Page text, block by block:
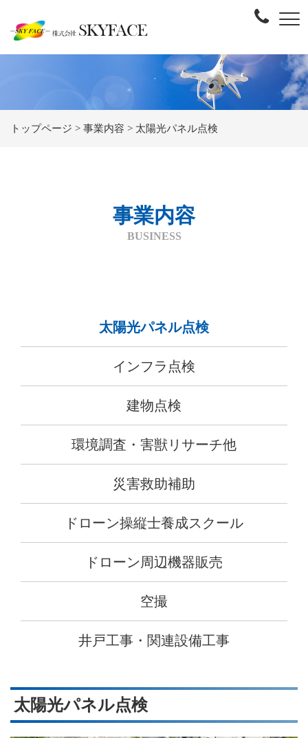
トップページ > 事業内容 > 太陽光パネル点検
事業内容
BUSINESS
太陽光パネル点検
インフラ点検
建物点検
環境調査・害獣リサーチ他
災害救助補助
ドローン操縦士養成スクール
ドローン周辺機器販売
空撮
井戸工事・関連設備工事
太陽光パネル点検